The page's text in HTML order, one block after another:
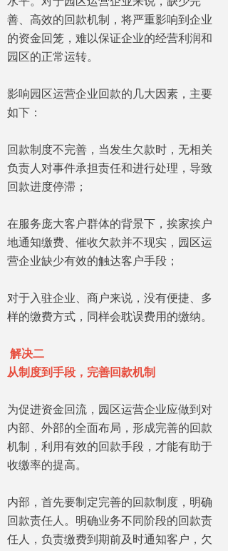
善、高效的回款机制，将严重影响到企业
的资金回笼，难以保证企业的经营利润和
园区的正常运转。
影响园区运营企业回款的几大因素，主要
如下：
回款制度不完善，当发生欠款时，无相关
负责人对事件承担责任和进行处理，导致
回款进度停滞；
在服务庞大客户群体的背景下，挨家挨户
地通知缴费、催收欠款并不现实，园区运
营企业缺少有效的触达客户手段；
对于入驻企业、商户来说，没有便捷、多
样的缴费方式，同样会耽误费用的缴纳。
解决二
从制度到手段，完善回款机制
为促进资金回流，园区运营企业应做到对
内部、外部的全面布局，形成完善的回款
机制，利用有效的回款手段，才能有助于
收缴率的提高。
内部，首先要制定完善的回款制度，明确
回款责任人。明确业务不同阶段的回款责
任人，负责缴费到期前及时通知客户，欠